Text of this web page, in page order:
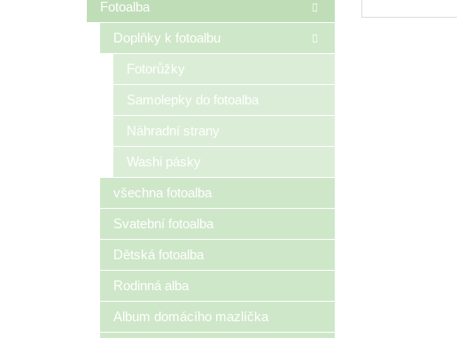
Fotoalba
Doplňky k fotoalbu
Fotorůžky
Samolepky do fotoalba
Náhradní strany
Washi pásky
všechna fotoalba
Svatební fotoalba
Dětská fotoalba
Rodinná alba
Album domácího mazlíčka